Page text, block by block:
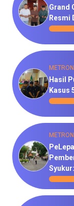
Grand
Resmi
Hasil
Kasus